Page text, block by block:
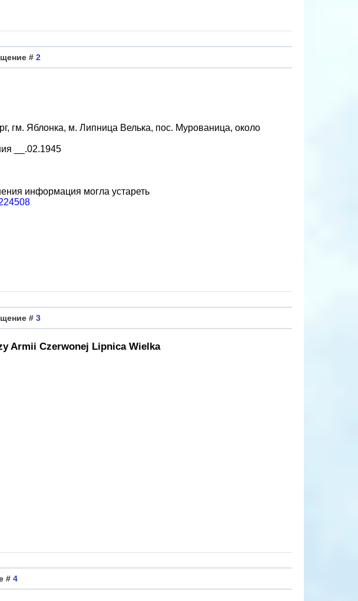
# 2
гм. Яблонка, м. Липница Велька, пос. Мурованица, около
__.02.1945
информация могла устареть
# 3
Armii Czerwonej Lipnica Wielka
# 4